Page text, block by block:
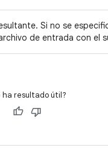
Si no se
de entrada con el
ha resultado útil?